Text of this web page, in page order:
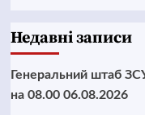
Недавні записи
Генеральний штаб
на 08.00 06.08.2026